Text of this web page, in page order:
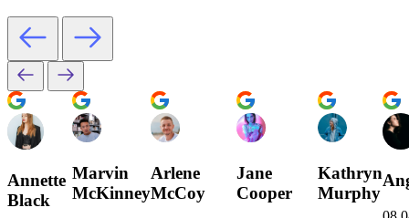
Annette
Black
Marvin
McKinney
Arlene
McCoy
Jane
Cooper
Kathryn
Murphy